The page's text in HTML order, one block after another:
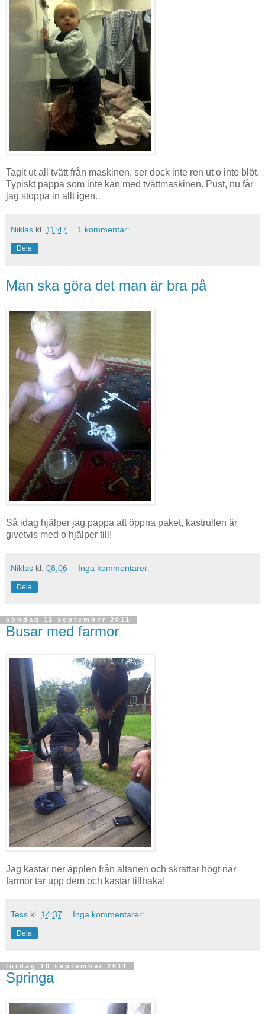
Tagit ut all tvätt från maskinen, ser dock inte ren ut o inte blöt.
Typiskt pappa som inte kan med tvättmaskinen. Pust, nu får
jag stoppa in allt igen.
Niklas kl. 11:47 1 kommentar:
Dela
Man ska göra det man är bra på
Så idag hjälper jag pappa att öppna paket, kastrullen är
givetvis med o hjälper till!
Niklas kl. 08:06 Inga kommentarer:
Dela
söndag 11 september 2011
Busar med farmor
Jag kastar ner äpplen från altanen och skrattar högt när
farmor tar upp dem och kastar tillbaka!
Tess kl. 14:37 Inga kommentarer:
Dela
lördag 10 september 2011
Springa